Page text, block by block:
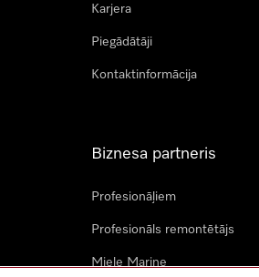
Karjera
Piegādātāji
Kontaktinformācija
Biznesa partneris
Profesionāļiem
Profesionāls remontētājs
Miele Marine